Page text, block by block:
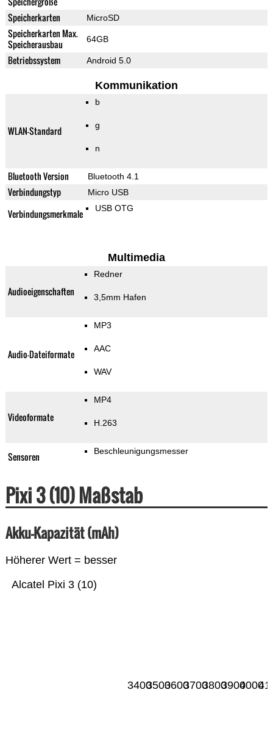
Speicherkarten MicroSD
Speicherkarten Max.
Speicherausbau
64GB
Betriebssystem Android 5.0
Kommunikation
WLAN-Standard
b
g
n
Bluetooth Version Bluetooth 4.1
Verbindungstyp Micro USB
Verbindungsmerkmale USB OTG
Multimedia
Audioeigenschaften
Redner
3,5mm Hafen
Audio-Dateiformate
MP3
AAC
WAV
Videoformate
MP4
H.263
Sensoren Beschleunigungsmesser
Pixi 3 (10) Maßstab
Akku-Kapazität (mAh)
Höherer Wert = besser
Alcatel Pixi 3 (10)
3400350036003700380039004000